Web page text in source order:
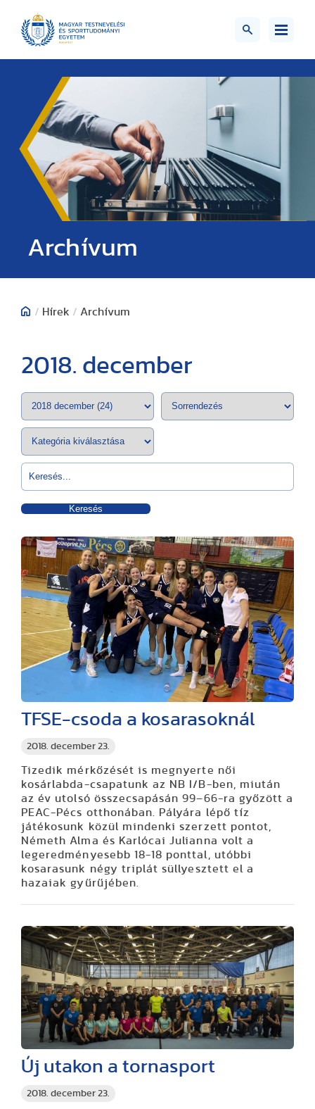
Archívum
/ Hírek / Archívum
2018. december
Keresés
2018. december 23.
TFSE-csoda a kosarasoknál
Tizedik mérkőzését is megnyerte női
kosárlabda-csapatunk az NB I/B-ben, miután
az év utolsó összecsapásán 99–66-ra győzött a
PEAC-Pécs otthonában. Pályára lépő tíz
játékosunk közül mindenki szerzett pontot,
Németh Alma és Karlócai Julianna volt a
legeredményesebb 18-18 ponttal, utóbbi
kosarasunk négy triplát süllyesztett el a
hazaiak gyűrűjében.
2018. december 23.
Új utakon a tornasport